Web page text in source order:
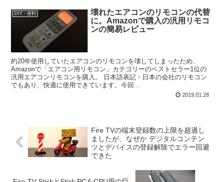
DIY・便利
壊れたエアコンのリモコンの代替
に。Amazonで購入の汎用リモコ
ンの簡易レビュー
約20年使用していたエアコンのリモコンを壊してしまったため、
Amazonで「エアコン用リモコン」カテゴリーのベストセラー1位の
汎用エアコンリモコンを購入。 日本語表記・日本の会社のリモコン
でもあり、快適に使用できています。今回...
2019.01.28
Fire TVの端末登録数の上限を超過し
ましたが、なぜか デジタルコンテン
ツとデバイスの登録解除でエラー回避
できた